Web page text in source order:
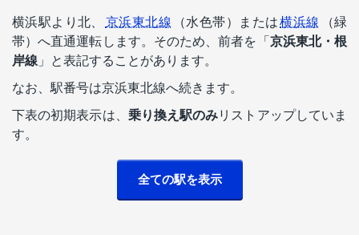
横浜駅より北、 京浜東北線 （水色帯）または横浜線
（緑
帯）へ直通運転します。そのため、前者を「京浜東北・根
岸線 」と表記することがあります。
なお、駅番号は京浜東北線へ続きます。
下表の初期表示は、 乗り換え駅のみリストアップしていま
す。